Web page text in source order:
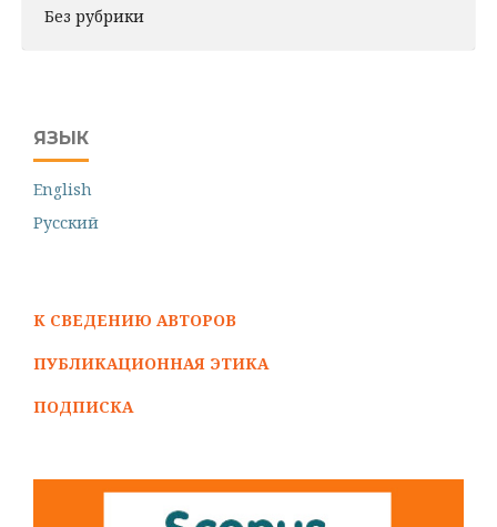
Без рубрики
ЯЗЫК
English
Русский
К СВЕДЕНИЮ АВТОРОВ
ПУБЛИКАЦИОННАЯ ЭТИКА
ПОДПИСКА